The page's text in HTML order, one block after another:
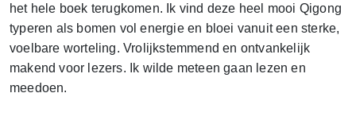
het hele boek terugkomen. Ik vind deze heel mooi Qigong
typeren als bomen vol energie en bloei vanuit een sterke,
voelbare worteling. Vrolijkstemmend en ontvankelijk
makend voor lezers. Ik wilde meteen gaan lezen en
meedoen.